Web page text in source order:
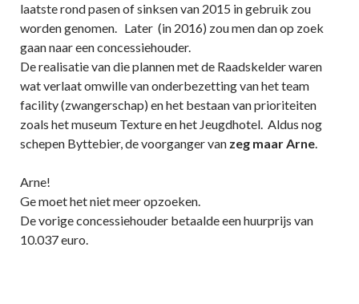
laatste rond pasen of sinksen van 2015 in gebruik zou
worden genomen. Later (in 2016) zou men dan op zoek
gaan naar een concessiehouder.
De realisatie van die plannen met de Raadskelder waren
wat verlaat omwille van onderbezetting van het team
facility (zwangerschap) en het bestaan van prioriteiten
zoals het museum Texture en het Jeugdhotel. Aldus nog
schepen Byttebier, de voorganger van zeg maar Arne.
Arne!
Ge moet het niet meer opzoeken.
De vorige concessiehouder betaalde een huurprijs van
10.037 euro.